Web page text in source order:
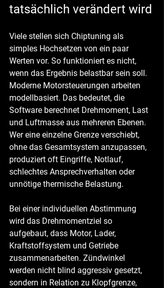
tatsächlich verändert wird
Viele stellen sich Chiptuning als
simples Hochsetzen von ein paar
Werten vor. So funktioniert es nicht,
wenn das Ergebnis belastbar sein soll.
Moderne Motorsteuerungen arbeiten
modellbasiert. Das bedeutet, die
Software berechnet Drehmoment, Last
und Luftmasse aus mehreren Ebenen.
Wer eine einzelne Grenze verschiebt,
ohne das Gesamtsystem anzupassen,
produziert oft Eingriffe, Notlauf,
schlechtes Ansprechverhalten oder
unnötige thermische Belastung.
Bei einer individuellen Abstimmung
wird das Drehmomentziel so
aufgebaut, dass Motor, Lader,
Kraftstoffsystem und Getriebe
zusammenarbeiten. Zündwinkel
werden nicht blind aggressiv gesetzt,
sondern in Relation zu Klopfgrenze,